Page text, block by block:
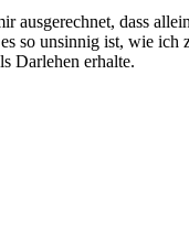
ausgerechnet, dass
so unsinnig ist, wie
Darlehen erhalte.